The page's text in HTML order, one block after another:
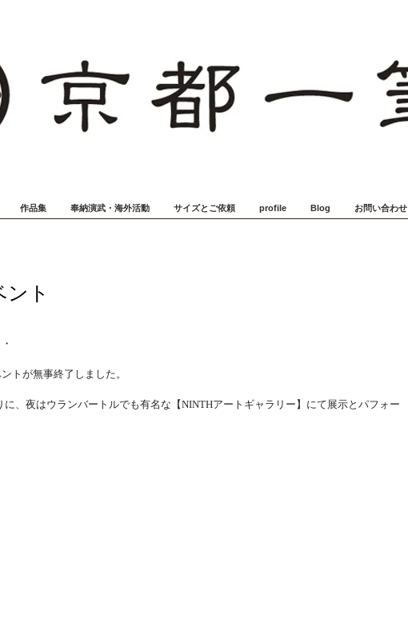
作品集 奉納演武・海外活動 サイズとご依頼 profile Blog お問い合わせ
ト
トが無事終了しました。
、夜はウランバートルでも有名な【NINTHアートギャラリー】にて展示とパフォー